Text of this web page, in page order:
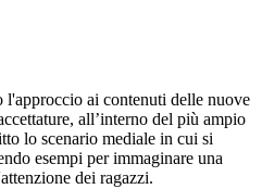
l'approccio ai contenuti delle nuove
all’interno del più ampio
lo scenario mediale in cui si
esempi per immaginare una
dei ragazzi.